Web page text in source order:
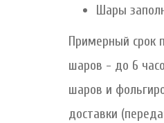
Шары
Примерный срок
шаров - до 6
шаров и
доставки